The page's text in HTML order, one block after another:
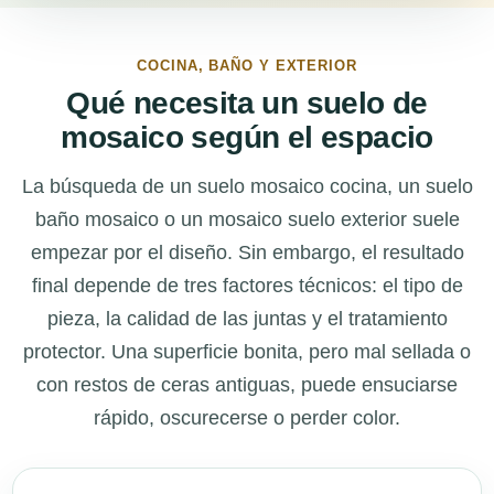
COCINA, BAÑO Y EXTERIOR
Qué necesita un suelo de
mosaico según el espacio
La búsqueda de un suelo mosaico cocina, un suelo
baño mosaico o un mosaico suelo exterior suele
empezar por el diseño. Sin embargo, el resultado
final depende de tres factores técnicos: el tipo de
pieza, la calidad de las juntas y el tratamiento
protector. Una superficie bonita, pero mal sellada o
con restos de ceras antiguas, puede ensuciarse
rápido, oscurecerse o perder color.